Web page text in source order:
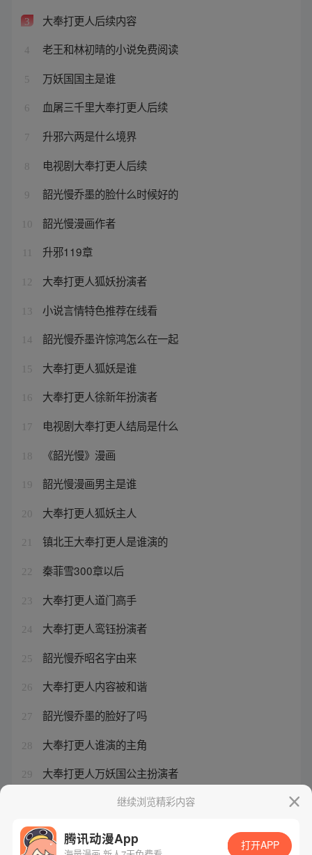
3 大奉打更人后续内容
4 老王和林初晴的小说免费阅读
5 万妖国国主是谁
6 血屠三千里大奉打更人后续
7 升邪六两是什么境界
8 电视剧大奉打更人后续
9 韶光慢乔墨的脸什么时候好的
10 韶光慢漫画作者
升邪119章
12 大奉打更人狐妖扮演者
13 小说言情特色推荐在线看
14 韶光慢乔墨许惊鸿怎么在一起
15 大奉打更人狐妖是谁
16 大奉打更人徐新年扮演者
17 电视剧大奉打更人结局是什么
18 《韶光慢》漫画
19 韶光慢漫画男主是谁
20 大奉打更人狐妖主人
21 镇北王大奉打更人是谁演的
22 秦菲雪300章以后
23 大奉打更人道门高手
24 大奉打更人鸾钰扮演者
25 韶光慢乔昭名字由来
26 大奉打更人内容被和谐
27 韶光慢乔墨的脸好了吗
28 大奉打更人谁演的主角
29 大奉打更人万妖国公主扮演者
大奉打更人有没有第二季继续浏览精彩内容
腾讯动漫App 打开APP